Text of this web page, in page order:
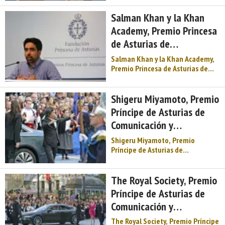
2007. Acta del jurado. Reunido en
Oviedo el Jurado del Premio
Príncipe de Asturias de
Comunicación y Humanidades
2007, integrado por D. José
Antonio & ...
Salman Khan y la Khan
Academy, Premio Princesa
de Asturias de
Cooperación Internacional
2019
Salman Khan y la Khan Academy,
Premio Princesa de Asturias de
De madre india y padre
bangladesí, Salman Amin Khan
nació el 11 de octubre de 1976 en
Nueva Orleans (Luisiana, EE. UU.),
donde se crió. Licen ...
Shigeru Miyamoto, Premio
Príncipe de Asturias de
Comunicación y
Humanidades 2012
Shigeru Miyamoto, Premio
Príncipe de Asturias de
2012. Acta del jurado. Reunido en
Oviedo el Jurado del Premio
Príncipe de Asturias de
Comunicación y Humanidades
2012, integrado por D. José
Antonio Álvar ...
The Royal Society, Premio
Príncipe de Asturias de
Comunicación y
Humanidades 2011
The Royal Society, Premio Príncipe